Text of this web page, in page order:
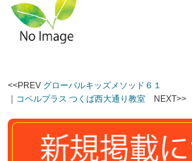
<<PREV グローバルキッズメソッド６１
｜ コペルプラス つくば西大通り教室 NEXT>>